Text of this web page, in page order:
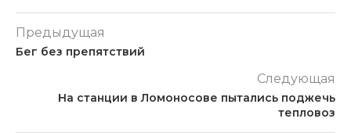
Предыдущая
Бег без препятствий
Следующая
На станции в Ломоносове пытались поджечь
тепловоз